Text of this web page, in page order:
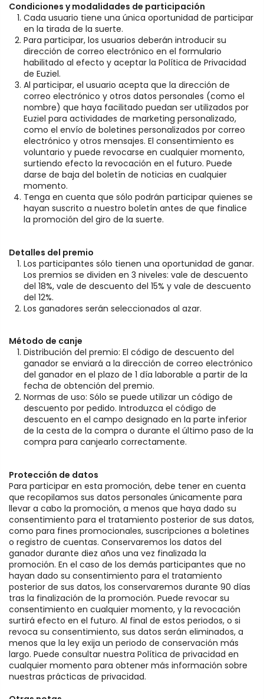
Condiciones y modalidades de participación
Cada usuario tiene una única oportunidad de participar
en la tirada de la suerte.
Para participar, los usuarios deberán introducir su
dirección de correo electrónico en el formulario
habilitado al efecto y aceptar la Política de Privacidad
de Euziel.
Al participar, el usuario acepta que la dirección de
correo electrónico y otros datos personales (como el
nombre) que haya facilitado puedan ser utilizados por
Euziel para actividades de marketing personalizado,
como el envío de boletines personalizados por correo
electrónico y otros mensajes. El consentimiento es
voluntario y puede revocarse en cualquier momento,
surtiendo efecto la revocación en el futuro. Puede
darse de baja del boletín de noticias en cualquier
momento.
Tenga en cuenta que sólo podrán participar quienes se
hayan suscrito a nuestro boletín antes de que finalice
la promoción del giro de la suerte.
Detalles del premio
Los participantes sólo tienen una oportunidad de ganar.
Los premios se dividen en 3 niveles: vale de descuento
del 18%, vale de descuento del 15% y vale de descuento
del 12%.
Los ganadores serán seleccionados al azar.
Método de canje
Distribución del premio: El código de descuento del
ganador se enviará a la dirección de correo electrónico
del ganador en el plazo de 1 día laborable a partir de la
fecha de obtención del premio.
Normas de uso: Sólo se puede utilizar un código de
descuento por pedido. Introduzca el código de
descuento en el campo designado en la parte inferior
de la cesta de la compra o durante el último paso de la
compra para canjearlo correctamente.
Protección de datos
Para participar en esta promoción, debe tener en cuenta
que recopilamos sus datos personales únicamente para
llevar a cabo la promoción, a menos que haya dado su
consentimiento para el tratamiento posterior de sus datos,
como para fines promocionales, suscripciones a boletines
o registro de cuentas. Conservaremos los datos del
ganador durante diez años una vez finalizada la
promoción. En el caso de los demás participantes que no
hayan dado su consentimiento para el tratamiento
posterior de sus datos, los conservaremos durante 90 días
tras la finalización de la promoción. Puede revocar su
consentimiento en cualquier momento, y la revocación
surtirá efecto en el futuro. Al final de estos periodos, o si
revoca su consentimiento, sus datos serán eliminados, a
menos que la ley exija un periodo de conservación más
largo. Puede consultar nuestra Política de privacidad en
cualquier momento para obtener más información sobre
nuestras prácticas de privacidad.